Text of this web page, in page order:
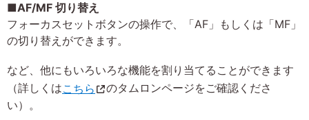
■AF/MF 切り替え
フォーカスセットボタンの操作で、「AF」もしくは「MF」
の切り替えができます。
など、他にもいろいろな機能を割り当てることができます
（詳しくはこちら
のタムロンページをご確認くださ
い）。